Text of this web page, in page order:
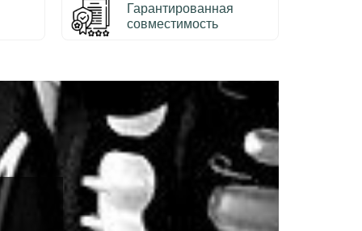
Гарантированная
совместимость